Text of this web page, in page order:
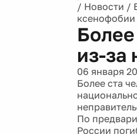
/ Новости /
ксенофобии
Более
из-за
06 января
Более ста
По
России